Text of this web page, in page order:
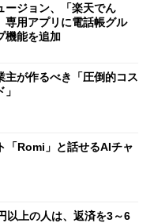
ージョン、「楽天でん
専用アプリに電話帳グル
機能を追加
主が作るべき「圧倒的コス
「Romi」と話せるAIチャ
以上の人は、返済を3～6